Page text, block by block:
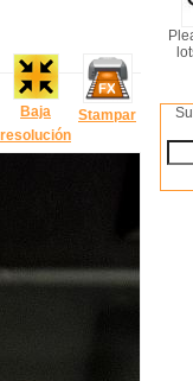
Baja
resolución
Stampar